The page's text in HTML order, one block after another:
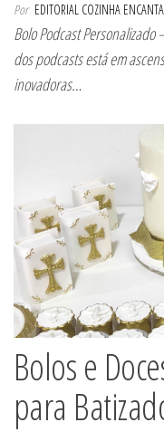
Por EDITORIAL COZINHA
Bolo Podcast
dos podcasts está em
inovadoras…
Bolos e
para